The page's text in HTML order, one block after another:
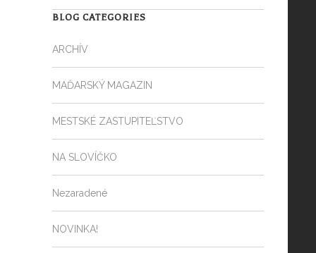
BLOG CATEGORIES
ARCHÍV
MAĎARSKÝ MAGAZIN
MESTSKÉ ZASTUPITEĽSTVO
NA SLOVÍČKO
Nezaradené
NOVINKA!